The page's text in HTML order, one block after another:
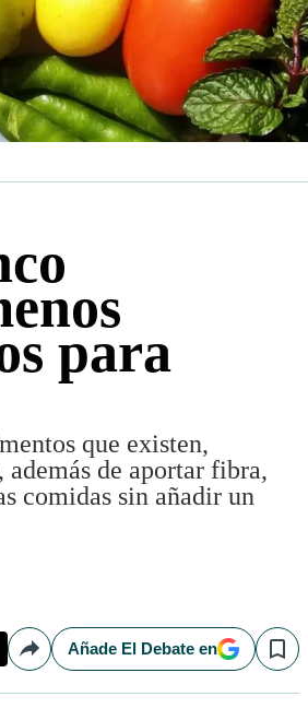
para
que existen,
además de aportar fibra,
comidas sin añadir un
CompartirAñade El Debate en Save